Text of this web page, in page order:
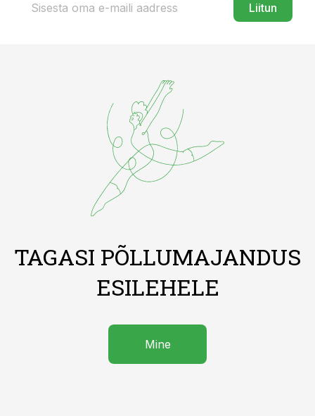
Liitun
TAGASI PÕLLUMAJANDUS
ESILEHELE
Mine